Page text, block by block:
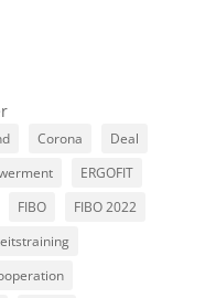
Corona
Deal
ERGOFIT
FIBO
FIBO 2022